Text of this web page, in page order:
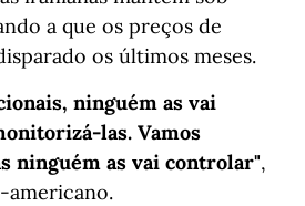
a que os preços de
os últimos meses.
ninguém as vai
las. Vamos
ninguém as vai controlar",